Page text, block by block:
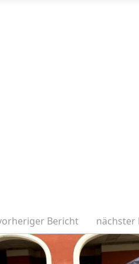
Bericht nächster